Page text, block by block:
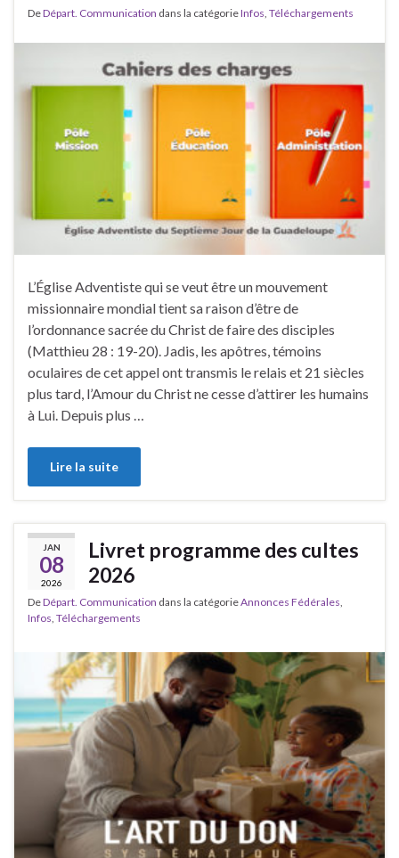
DeDépart. Communication dans la catégorieInfos Téléchargements
L’Église Adventiste qui se veut être un mouvement
missionnaire mondial tient sa raison d’être de
l’ordonnance sacrée du Christ de faire des disciples
(Matthieu 28 : 19-20). Jadis, les apôtres, témoins
oculaires de cet appel ont transmis le relais et 21 siècles
plus tard, l’Amour du Christ ne cesse d’attirer les humains
à Lui. Depuis plus …
Lire la suite
JAN
08
2026
Livret programme des cultes
2026
DeDépart. Communication dans la catégorieAnnonces Fédérales,
Infos, Téléchargements